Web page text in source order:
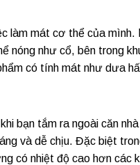
làm mát cơ thể của mình.
nóng như cổ, bên trong
có tính mát như dưa
bạn tắm ra ngoài căn
và dễ chịu. Đặc biệt
có nhiệt độ cao hơn các